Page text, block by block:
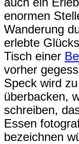
enormen
Wanderung
erlebte
Tisch einer
vorher
Speck wird
überbacken,
schreiben,
Essen
bezeichnen